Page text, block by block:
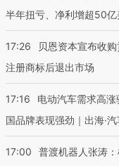
半年扭亏、净利增超50亿
17:26
贝恩资本宣布收
注册商标后退出市场
17:16
电动汽车需求高
国品牌表现强劲｜出海·
17:00
普渡机器人张涛：